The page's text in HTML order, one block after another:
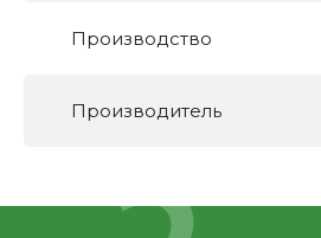
Производство
Производитель